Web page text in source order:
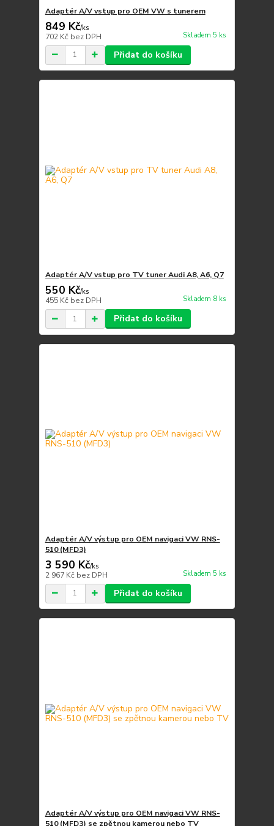
Adaptér A/V vstup pro OEM VW s tunerem
849 Kč/ks
702 Kč bez DPH Skladem 5 ks
Přidat do košíku
Adaptér A/V vstup pro TV tuner Audi A8, A6, Q7
550 Kč/ks
455 Kč bez DPH Skladem 8 ks
Přidat do košíku
Adaptér A/V výstup pro OEM navigaci VW RNS-
510 (MFD3)
3 590 Kč/ks
2 967 Kč bez DPH Skladem 5 ks
Přidat do košíku
Adaptér A/V výstup pro OEM navigaci VW RNS-
510 (MFD3) se zpětnou kamerou nebo TV